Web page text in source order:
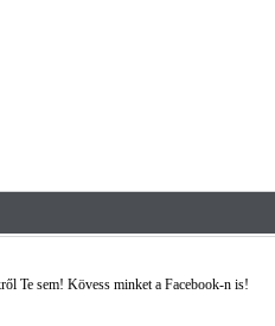
Te sem! Kövess minket a Facebook-n is!